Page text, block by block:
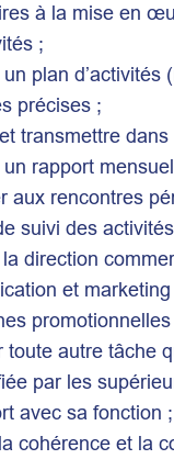
à la mise en
;
plan d’activités
précises ;
transmettre
rapport
aux rencontres
suivi des
direction
et
promotionnelles
toute autre tâche
par les
avec sa fonction ;
cohérence et la